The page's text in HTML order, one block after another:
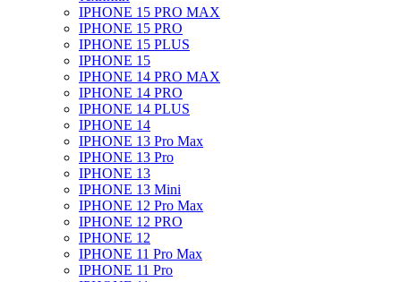
IPHONE 15 PRO MAX
IPHONE 15 PRO
IPHONE 15 PLUS
IPHONE 15
IPHONE 14 PRO MAX
IPHONE 14 PRO
IPHONE 14 PLUS
IPHONE 14
IPHONE 13 Pro Max
IPHONE 13 Pro
IPHONE 13
IPHONE 13 Mini
IPHONE 12 Pro Max
IPHONE 12 PRO
IPHONE 12
IPHONE 11 Pro Max
IPHONE 11 Pro